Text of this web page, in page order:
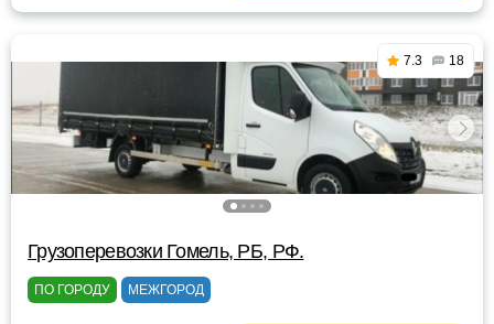
7.3 18
Грузоперевозки Гомель, РБ, РФ.
ПО ГОРОДУ МЕЖГОРОД